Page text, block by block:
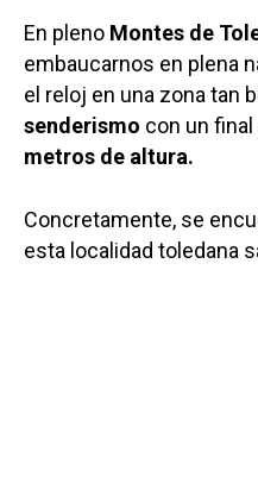
En pleno Montes de
embaucarnos en plena
el reloj en una zona tan
senderismo con un
metros de altura.
Concretamente, se
esta localidad toledana